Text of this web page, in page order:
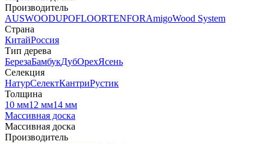
Производитель
AUSWOODUPOFLOORTENFORAmigoWood System
Страна
КитайРоссия
Тип дерева
БерезаБамбукДубОрехЯсень
Селекция
НатурСелектКантриРустик
Толщина
10 мм12 мм14 мм
Массивная доска
Массивная доска
Производитель